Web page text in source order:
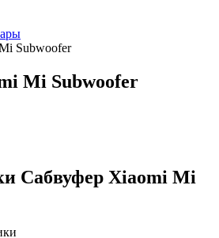
Subwoofer
Mi Subwoofer
Сабвуфер Xiaomi Mi